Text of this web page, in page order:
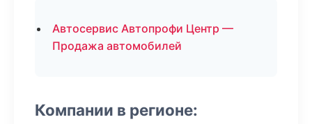
Автосервис Автопрофи Центр —
Продажа автомобилей
Компании в регионе: